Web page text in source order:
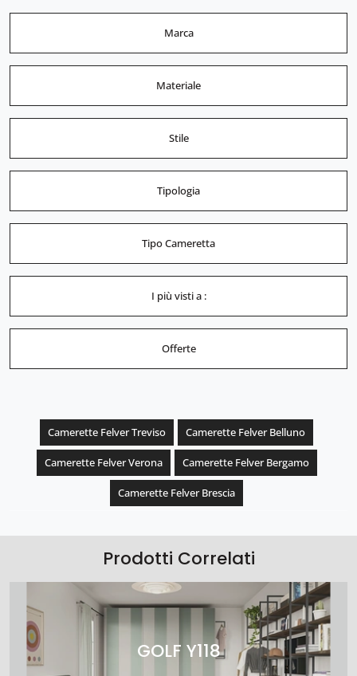
Marca
Materiale
Stile
Tipologia
Tipo Cameretta
I più visti a :
Offerte
Camerette Felver Treviso Camerette Felver Belluno
Camerette Felver Verona Camerette Felver Bergamo
Camerette Felver Brescia
Prodotti Correlati
GOLF Y118